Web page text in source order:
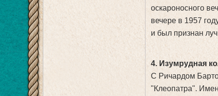
оскароносного
вечере в 1957
и был признан
4. Изумрудная
С Ричардом
"Клеопатра".